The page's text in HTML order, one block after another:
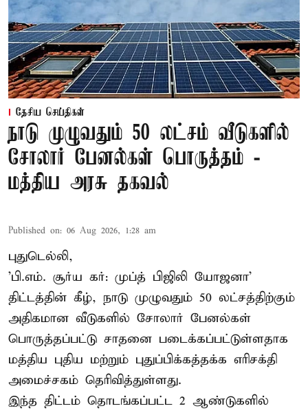
தேசிய செய்திகள்
நாடு முழுவதும் 50 லட்சம் வீடுகளில்
சோலார் பேனல்கள் பொருத்தம் -
மத்திய அரசு தகவல்
Published on: 06 Aug 2026, 1:28 am
புதுடெல்லி,
'பி.எம். சூர்ய கர்: முப்த் பிஜிலி யோஜனா'
திட்டத்தின் கீழ், நாடு முழுவதும் 50 லட்சத்திற்கும்
அதிகமான வீடுகளில் சோலார் பேனல்கள்
பொருத்தப்பட்டு சாதனை படைக்கப்பட்டுள்ளதாக
மத்திய புதிய மற்றும் புதுப்பிக்கத்தக்க எரிசக்தி
அமைச்சகம் தெரிவித்துள்ளது.
இந்த திட்டம் தொடங்கப்பட்ட 2 ஆண்டுகளில்